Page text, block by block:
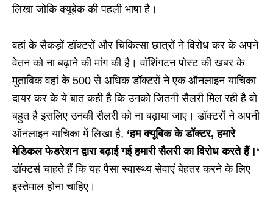
लिखा जोकि क्यूबेक की पहली भाषा है।
वहां के सैकड़ों डॉक्टरों और चिकित्सा छात्रों ने विरोध कर के अपने
वेतन को ना बढ़ाने की मांग की है। वॉशिंगटन पोस्ट की खबर के
मुताबिक वहां के 500 से अधिक डॉक्टरों ने एक ऑनलाइन याचिका
दायर कर के ये बात कही है कि उनको जितनी सैलरी मिल रही है वो
बहुत है इसलिए उनकी सैलरी को ना बढ़ाया जाए। डॉक्टरों ने अपनी
ऑनलाइन याचिका में लिखा है, ‘हम क्यूबिक के डॉक्टर,हमारे
मेडिकल फेडरेशन द्वारा बढ़ाई गई हमारी सैलरी का विरोध करते हैं। ‘
डॉक्टर्स चाहते हैं कि यह पैसा स्वास्थ्य सेवाएं बेहतर करने के लिए
इस्तेमाल होना चाहिए।